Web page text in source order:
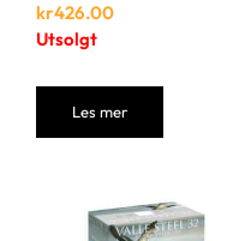
kr426.00
Utsolgt
Les mer